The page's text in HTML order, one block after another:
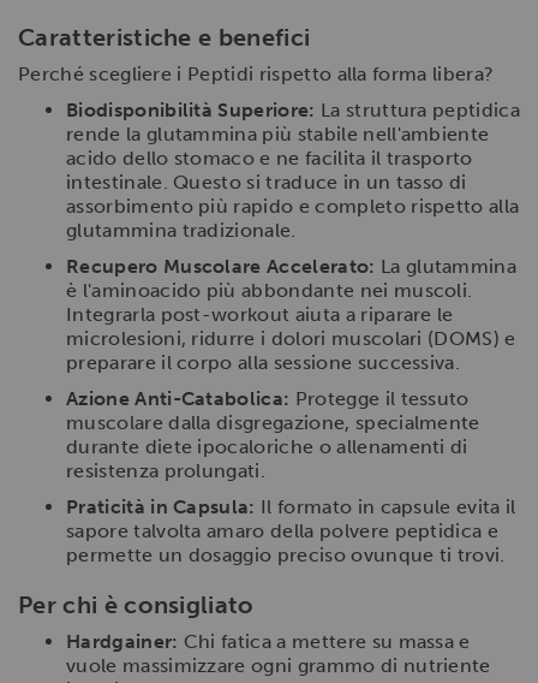
Caratteristiche e benefici
Perché scegliere i Peptidi rispetto alla forma libera?
Biodisponibilità Superiore: La struttura peptidica
rende la glutammina più stabile nell'ambiente
acido dello stomaco e ne facilita il trasporto
intestinale. Questo si traduce in un tasso di
assorbimento più rapido e completo rispetto alla
glutammina tradizionale.
Recupero Muscolare Accelerato: La glutammina
è l'aminoacido più abbondante nei muscoli.
Integrarla post-workout aiuta a riparare le
microlesioni, ridurre i dolori muscolari (DOMS) e
preparare il corpo alla sessione successiva.
Azione Anti-Catabolica: Protegge il tessuto
muscolare dalla disgregazione, specialmente
durante diete ipocaloriche o allenamenti di
resistenza prolungati.
Praticità in Capsula: Il formato in capsule evita il
sapore talvolta amaro della polvere peptidica e
permette un dosaggio preciso ovunque ti trovi.
Per chi è consigliato
Hardgainer: Chi fatica a mettere su massa e
vuole massimizzare ogni grammo di nutriente